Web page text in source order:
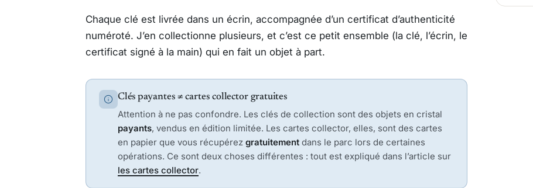
Chaque clé est livrée dans un écrin, accompagnée d’un certificat d’authenticité
numéroté. J’en collectionne plusieurs, et c’est ce petit ensemble (la clé, l’écrin, le
certificat signé à la main) qui en fait un objet à part.
Clés payantes ≠ cartes collector gratuites
Attention à ne pas confondre. Les clés de collection sont des objets en cristal
payants, vendus en édition limitée. Les cartes collector, elles, sont des cartes
en papier que vous récupérez gratuitementdans le parc lors de certaines
opérations. Ce sont deux choses différentes : tout est expliqué dans l’article sur
les cartes collector.